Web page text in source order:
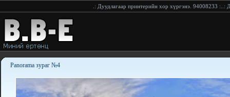
Дуудлагаар принтерийн хор хүргэнэ. 94008233:..:Дуудлагаар
Panorama зураг №4